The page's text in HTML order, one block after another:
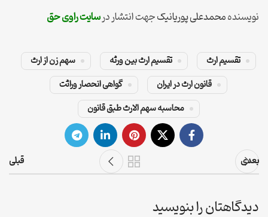
نویسندهمحمدعلی پوریانیکجهت انتشار در سایت راوی حق
تقسیم ارث تقسیم ارث بین ورثه
سهم زن از ارث
قانون ارث در ایران
گواهی انحصار وراثت
محاسبه سهم الارث طبق قانون
بعدی قبلی
دیدگاهتان را بنویسید